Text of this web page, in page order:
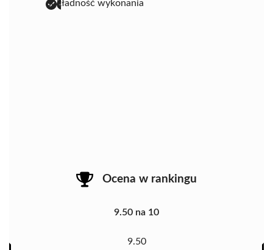
dokładność wykonania
Ocena w rankingu
9.50 na 10
9.50